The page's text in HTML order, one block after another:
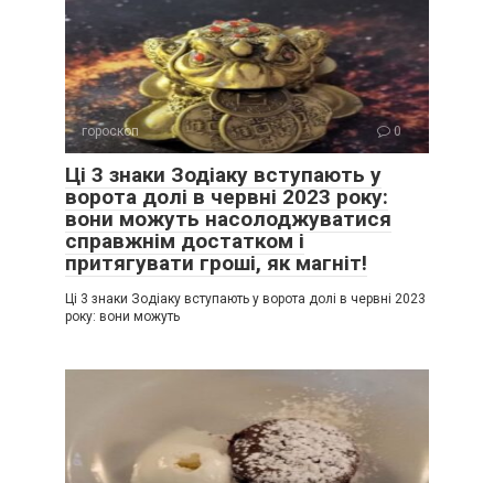
гороскоп 0
Ці 3 знаки Зодіаку вступають у
ворота долі в червні 2023 року:
вони можуть насолоджуватися
справжнім достатком і
притягувати гроші, як магніт!
Ці 3 знаки Зодіаку вступають у ворота долі в червні 2023
року: вони можуть